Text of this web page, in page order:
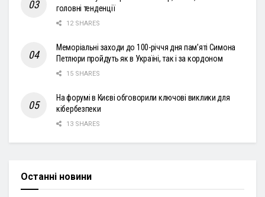
головні тенденції
12 SHARES
Меморіальні заходи до 100-річчя дня пам’яті Симона
Петлюри пройдуть як в Україні, так і за кордоном
15 SHARES
На форумі в Києві обговорили ключові виклики для
кібербезпеки
13 SHARES
Останні новини